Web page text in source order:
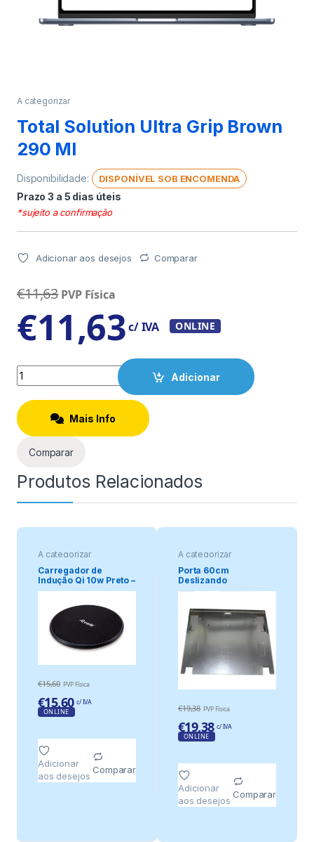
A categorizar
Total Solution Ultra Grip Brown
290 Ml
Disponibilidade: DISPONÍVEL SOB ENCOMENDA
Prazo 3 a 5 dias úteis
*sujeito a confirmação
Adicionar aos desejos Comparar
€11,63 PVP Física
€11,63c/ IVA ONLINE
Quantity
Adicionar
Mais Info
Comparar
Produtos Relacionados
A categorizar
Carregador de
Indução Qi 10w Preto –
Equip
€15,60 PVP Física
€15,60 c/ IVA
ONLINE
Adicionar
aos desejos
Comparar
A categorizar
Porta 60cm
Deslizando
€19,38 PVP Física
€19,38 c/ IVA
ONLINE
Adicionar
aos desejos
Comparar